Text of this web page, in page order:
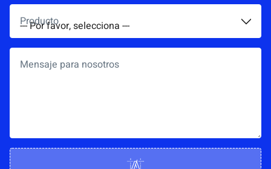
Producto*
Mensaje para nosotros
S